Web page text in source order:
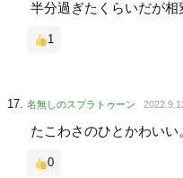
半分過ぎたくらいだが相
1
名無しのスプラトゥーン
たこわさのひとかわいい
0